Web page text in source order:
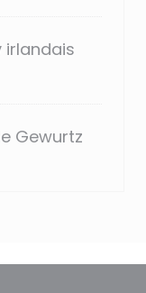
irlandais
Gewurtz